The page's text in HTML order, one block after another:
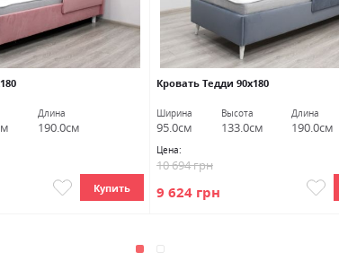
Длина
190.0см
Купить
Кровать Тедди 90х180
Ширина
95.0см
Высота
133.0см
Длина
190.0см
Цена:
9 624 грн
10 694 грн